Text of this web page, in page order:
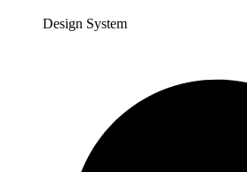
Design System